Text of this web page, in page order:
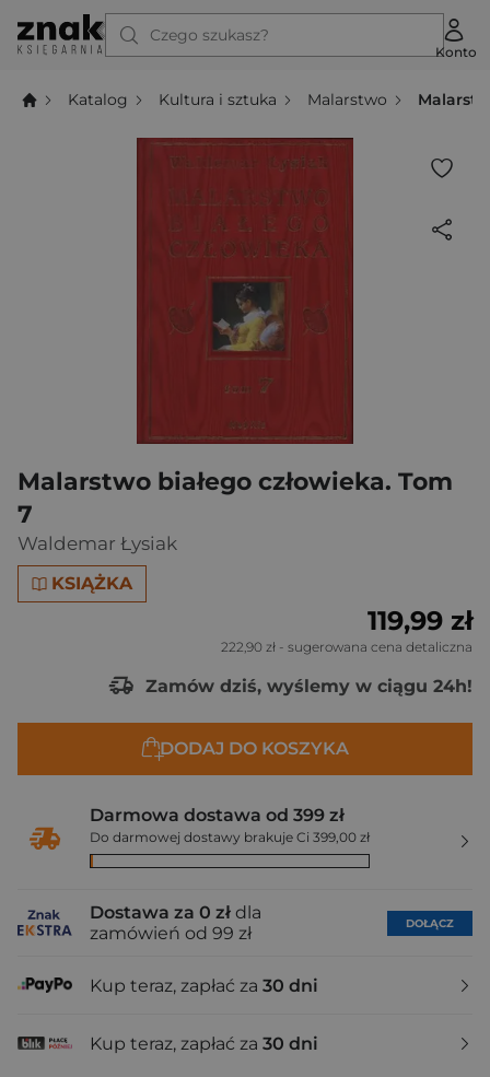
Czego szukasz?
Konto
Katalog Kultura i sztuka Malarstwo
Malarstwo białego człowieka. Tom
7
Waldemar Łysiak
KSIĄŻKA
119,99 zł
222,90 zł - sugerowana cena detaliczna
Zamów dziś, wyślemy w ciągu 24h!
DODAJ DO KOSZYKA
Darmowa dostawa od 399 zł
Do darmowej dostawy brakuje Ci 399,00 zł
Dostawa za 0 zł dla
zamówień od 99 zł
DOŁĄCZ
Kup teraz, zapłać za 30 dni
Kup teraz, zapłać za 30 dni